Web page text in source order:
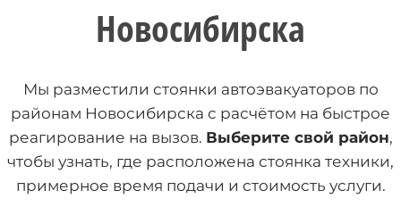
Новосибирска
Мы разместили стоянки автоэвакуаторов по
районам Новосибирска с расчётом на быстрое
реагирование на вызов. Выберите свой район,
чтобы узнать, где расположена стоянка техники,
примерное время подачи и стоимость услуги.